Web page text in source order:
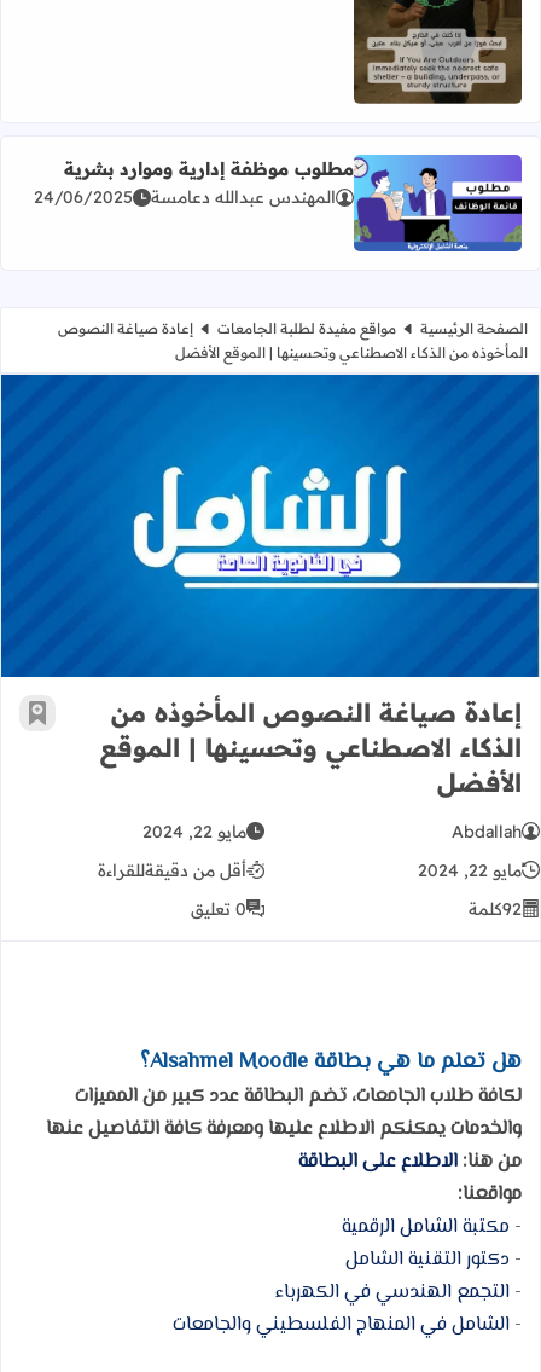
اقرأ المزيد عن تعليمات هامة من الدفاع المدني الفلسطيني
اقرأ المزيد عن مطلوب موظفة إدارية وموارد بشرية
مطلوب موظفة إدارية وموارد بشرية
المهندس عبدالله دعامسة 24/06/2025
الصفحة الرئيسية مواقع مفيدة لطلبة الجامعات
إعادة صياغة النصوص
المأخوذه من الذكاء الاصطناعي وتحسينها | الموقع الأفضل
إعادة صياغة النصوص المأخوذه من
إعادة صياغة النصوص المأخوذه من
الذكاء الاصطناعي وتحسينها | الموقع
الأفضل
أضف
Abdallah
مايو 22, 2024
مايو 22, 2024
أقل من دقيقةللقراءة
92كلمة 0 تعليق
هل تعلم ما هي بطاقة Alsahmel Moodle؟
لكافة طلاب الجامعات، تضم البطاقة عدد كبير من المميزات
والخدمات يمكنكم الاطلاع عليها ومعرفة كافة التفاصيل عنها
من هنا: الاطلاع على البطاقة
مواقعنا:
- مكتبة الشامل الرقمية
- دكتور التقنية الشامل
- التجمع الهندسي في الكهرباء
- الشامل في المنهاج الفلسطيني والجامعات